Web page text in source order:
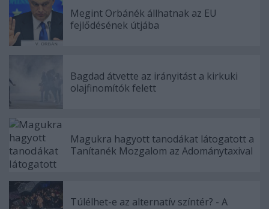
Megint Orbánék állhatnak az EU
fejlődésének útjába
Bagdad átvette az irányitást a kirkuki
olajfinomítók felett
Magukra hagyott tanodákat látogatott a
Tanítanék Mozgalom az Adománytaxival
Túlélhet-e az alternatív színtér? - A